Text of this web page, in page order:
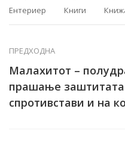
Ентериер
Книги
ПРЕДХОДНА
Малахитот –
прашање
спротивстави и на